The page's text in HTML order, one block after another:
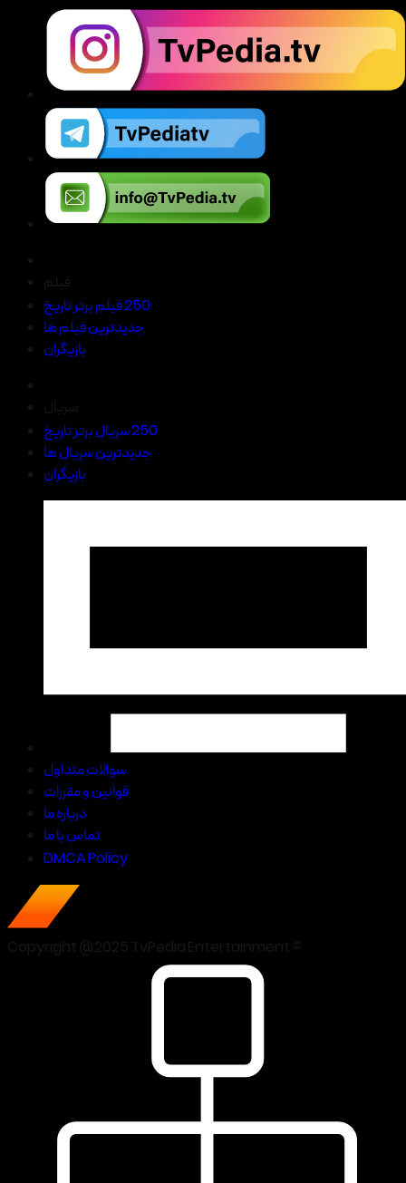
250 فیلم برتر تاریخ
جدیدترین فیلم ها
بازیگران
250 سریال برتر تاریخ
جدیدترین سریال ها
بازیگران
سوالات متداول
قوانین و مقررات
درباره ما
تماس با ما
DMCA Policy